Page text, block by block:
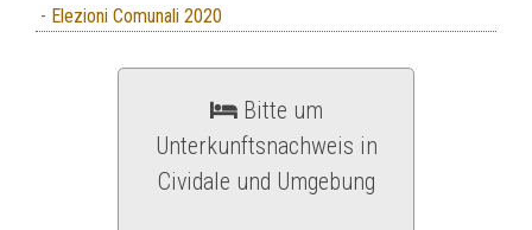
- Elezioni Comunali 2020
Bitte um
Unterkunftsnachweis in
Cividale und Umgebung